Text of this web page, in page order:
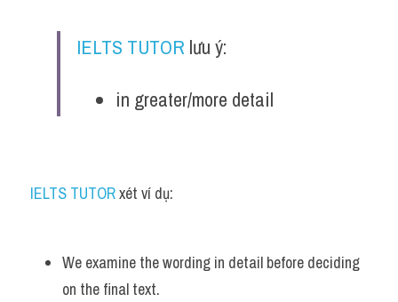
IELTS TUTOR lưu ý:
in greater/more detail
IELTS TUTOR xét ví dụ:
We examine the wording in detail before deciding
on the final text.